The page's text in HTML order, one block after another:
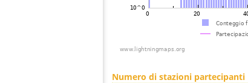
Numero di stazioni partecipanti